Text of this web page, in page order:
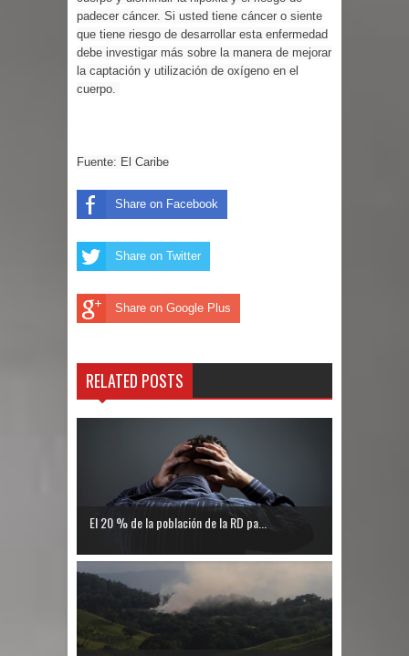
Condenan a 30 años exteniente por
matar a su esposa y suegra
Senado RD aprueba de urgencia
reformas al nuevo Código Penal
Nicaragua responde a RD tras
afirmaciones sobre comicios
padecer cáncer. Si usted tiene cáncer o siente
que tiene riesgo de desarrollar esta enfermedad
debe investigar más sobre la manera de mejorar
la captación y utilización de oxígeno en el
cuerpo.
Fuente: El Caribe
Share on Facebook
Share on Twitter
Share on Google Plus
RELATED POSTS
El 20 % de la población de la RD pa...